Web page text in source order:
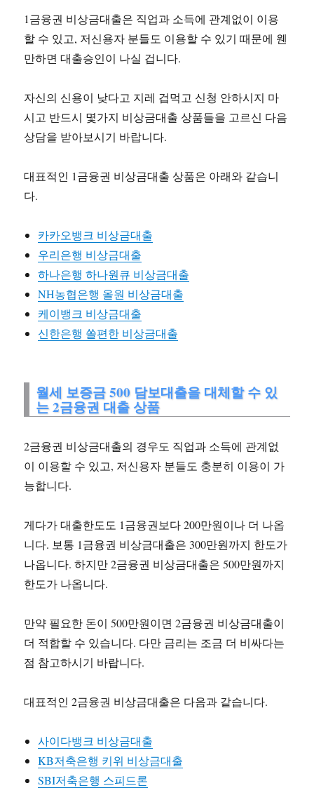
1금융권 비상금대출은 직업과 소득에 관계없이 이용
할 수 있고, 저신용자 분들도 이용할 수 있기 때문에 웬
만하면 대출승인이 나실 겁니다.
자신의 신용이 낮다고 지레 겁먹고 신청 안하시지 마
시고 반드시 몇가지 비상금대출 상품들을 고르신 다음
상담을 받아보시기 바랍니다.
대표적인 1금융권 비상금대출 상품은 아래와 같습니
다.
카카오뱅크 비상금대출
우리은행 비상금대출
하나은행 하나원큐 비상금대출
NH농협은행 올원 비상금대출
케이뱅크 비상금대출
신한은행 쏠편한 비상금대출
월세 보증금 500 담보대출을 대체할 수 있
는 2금융권 대출 상품
2금융권 비상금대출의 경우도 직업과 소득에 관계없
이 이용할 수 있고, 저신용자 분들도 충분히 이용이 가
능합니다.
게다가 대출한도도 1금융권보다 200만원이나 더 나옵
니다. 보통 1금융권 비상금대출은 300만원까지 한도가
나옵니다. 하지만 2금융권 비상금대출은 500만원까지
한도가 나옵니다.
만약 필요한 돈이 500만원이면 2금융권 비상금대출이
더 적합할 수 있습니다. 다만 금리는 조금 더 비싸다는
점 참고하시기 바랍니다.
대표적인 2금융권 비상금대출은 다음과 같습니다.
사이다뱅크 비상금대출
KB저축은행 키위 비상금대출
SBI저축은행 스피드론